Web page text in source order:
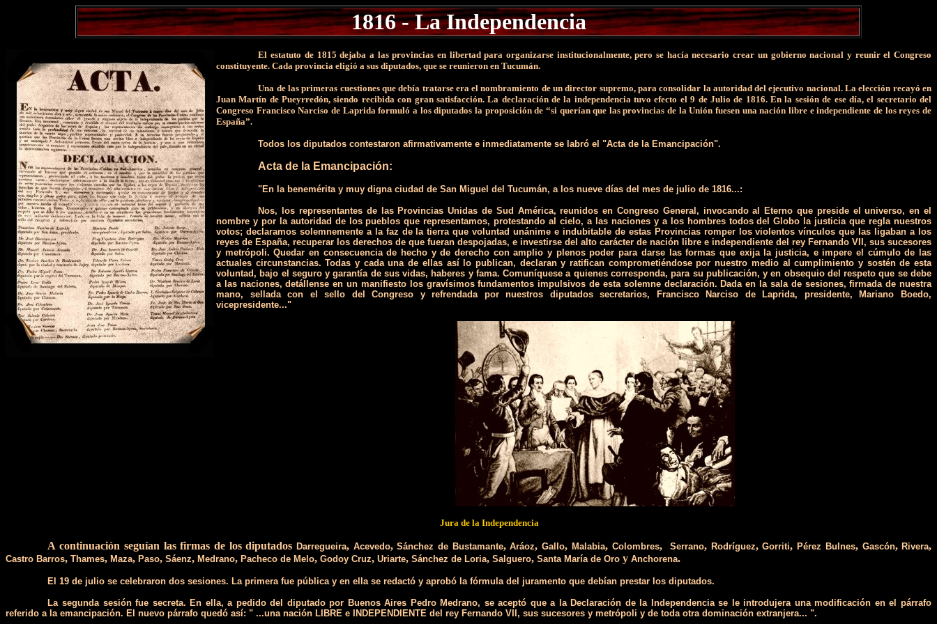
1816 - La Independencia
El estatuto de 1815 dejaba a las provincias en libertad para organizarse institucionalmente, pero se hacía necesario crear un gobierno nacional y reunir el Congreso
constituyente. Cada provincia eligió a sus diputados, que se reunieron en Tucumán.
Una de las primeras cuestiones que debía tratarse era el nombramiento de un director supremo, para consolidar la autoridad del ejecutivo nacional. La elección recayó en
Juan Martín de Pueyrredón, siendo recibida con gran satisfacción. La declaración de la independencia tuvo efecto el 9 de Julio de 1816. En la sesión de ese día, el secretario del
Congreso Francisco Narciso de Laprida formuló a los diputados la proposición de “si querían que las provincias de la Unión fuesen una nación libre e independiente de los reyes de
España”.
Todos los diputados contestaron afirmativamente e inmediatamente se labró el "Acta de la Emancipación".
Acta de la Emancipación:
"En la benemérita y muy digna ciudad de San Miguel del Tucumán, a los nueve días del mes de julio de 1816...:
Nos, los representantes de las Provincias Unidas de Sud América, reunidos en Congreso General, invocando al Eterno que preside el universo, en el
nombre y por la autoridad de los pueblos que representamos, protestando al cielo, a las naciones y a los hombres todos del Globo la justicia que regla nuestros
votos; declaramos solemnemente a la faz de la tierra que voluntad unánime e indubitable de estas Provincias romper los violentos vínculos que las ligaban a los
reyes de España, recuperar los derechos de que fueran despojadas, e investirse del alto carácter de nación libre e independiente del rey Fernando VII, sus sucesores
y metrópoli. Quedar en consecuencia de hecho y de derecho con amplio y plenos poder para darse las formas que exija la justicia, e impere el cúmulo de las
actuales circunstancias. Todas y cada una de ellas así lo publican, declaran y ratifican comprometiéndose por nuestro medio al cumplimiento y sostén de esta
voluntad, bajo el seguro y garantía de sus vidas, haberes y fama. Comuníquese a quienes corresponda, para su publicación, y en obsequio del respeto que se debe
a las naciones, detállense en un manifiesto los gravísimos fundamentos impulsivos de esta solemne declaración. Dada en la sala de sesiones, firmada de nuestra
mano, sellada con el sello del Congreso y refrendada por nuestros diputados secretarios, Francisco Narciso de Laprida, presidente, Mariano Boedo,
vicepresidente..."
Jura de la Independencia
A continuación seguían las firmas de los diputados Darregueira, Acevedo,Sánchez de Bustamante,Aráoz,Gallo, Malabia, Colombres, Serrano, Rodríguez,Gorriti,Pérez Bulnes, Gascón,Rivera,
Castro Barros, Thames, Maza, Paso, Sáenz, Medrano, Pacheco de Melo, Godoy Cruz, Uriarte, Sánchez de Loria, Salguero, Santa María de Oro y Anchorena.
El 19 de julio se celebraron dos sesiones. La primera fue pública y en ella se redactó y aprobó la fórmula del juramento que debían prestar los diputados.
La segunda sesión fue secreta. En ella, a pedido del diputado por Buenos Aires Pedro Medrano, se aceptó que a la Declaración de la Independencia se le introdujera una modificación en el párrafo
referido a la emancipación. El nuevo párrafo quedó así: " ...una nación LIBRE e INDEPENDIENTE del rey Fernando VII, sus sucesores y metrópoli y de toda otra dominación extranjera... ".